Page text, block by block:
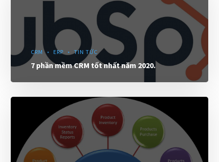
CRM ERP TIN TỨC
7 phần mềm CRM tốt nhất năm 2020.